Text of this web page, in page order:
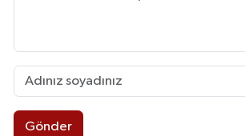
Gönder